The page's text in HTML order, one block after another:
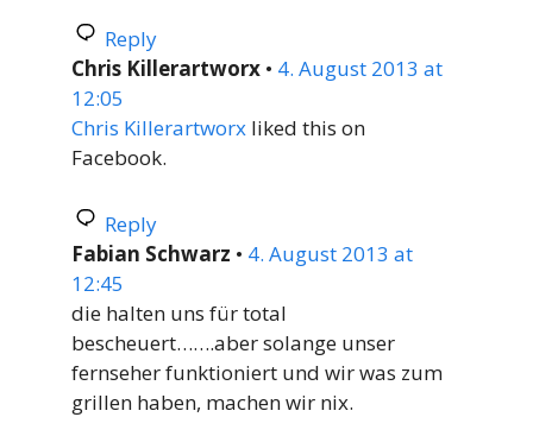
Reply
Chris Killerartworx • 4. August 2013 at
12:05
Chris Killerartworx liked this on
Facebook.
Reply
Fabian Schwarz • 4. August 2013 at
12:45
die halten uns für total
bescheuert…….aber solange unser
fernseher funktioniert und wir was zum
grillen haben, machen wir nix.